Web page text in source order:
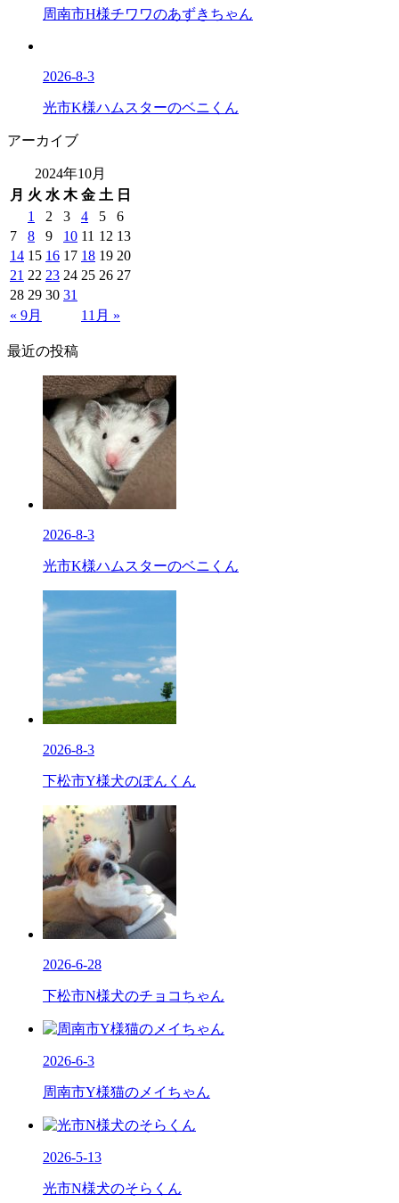
周南市H様チワワのあずきちゃん
2026-8-3
光市K様ハムスターのベニくん
アーカイブ
2024年10月
月 火 水 木 金 土 日
« 9月 11月 »
1 2 3 4 5
6
7
8 9 10 11 12 13
14 15 16 17 18 19 20
21 22 23 24 25 26 27
28 29 30 31
最近の投稿
2026-8-3
光市K様ハムスターのベニくん
2026-8-3
下松市Y様犬のぽんくん
2026-6-28
下松市N様犬のチョコちゃん
2026-6-3
周南市Y様猫のメイちゃん
2026-5-13
光市N様犬のそらくん